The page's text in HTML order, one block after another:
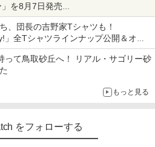
を8月7日発売
ス」を使用した超大型チーズバーガー
、団長の吉野家Tシャツも！
」全Tシャツラインナップ公開＆オン
って鳥取砂丘へ！ リアル・サゴリー砂
もっと見る
をフォローする